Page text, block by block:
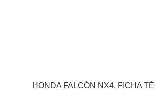
HONDA FALCÓN NX4, FICHA